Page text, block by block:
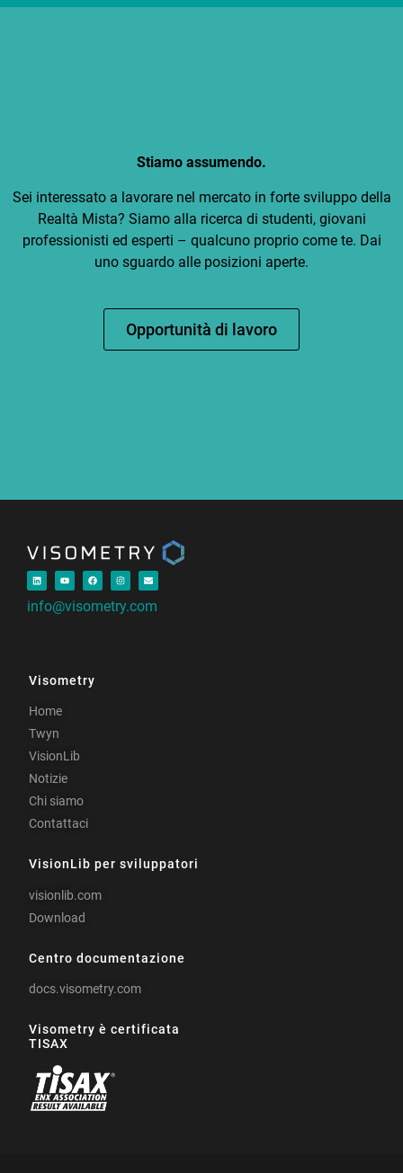
Stiamo assumendo.
Sei interessato a lavorare nel mercato in forte sviluppo della
Realtà Mista? Siamo alla ricerca di studenti, giovani
professionisti ed esperti – qualcuno proprio come te. Dai
uno sguardo alle posizioni aperte.
Opportunità di lavoro
info@visometry.com
Visometry
Home
Twyn
VisionLib
Notizie
Chi siamo
Contattaci
VisionLib per sviluppatori
visionlib.com
Download
Centro documentazione
docs.visometry.com
Visometry è certificata
TISAX